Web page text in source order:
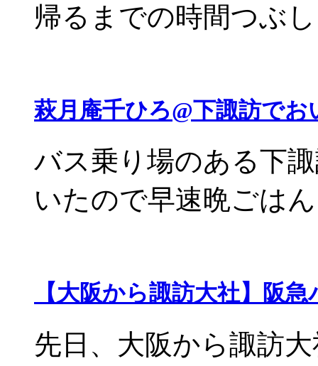
帰るまでの時間つぶ
萩月庵千ひろ@下諏訪で
バス乗り場のある下
いたので早速晩ごは
【大阪から諏訪大社】阪
先日、大阪から諏訪